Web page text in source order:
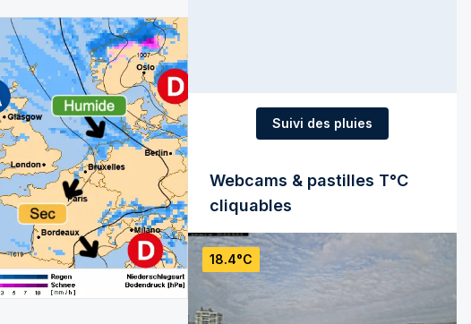
Suivi des pluies
Webcams & pastilles T°C
cliquables
18.4°C